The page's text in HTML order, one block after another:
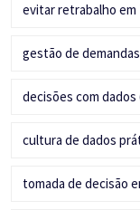
evitar retrabalho em
gestão de demandas
decisões com dados
cultura de dados
tomada de decisão